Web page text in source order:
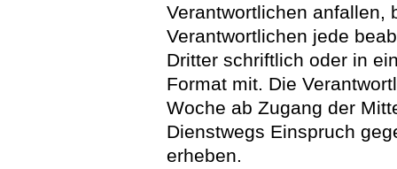
Verantwortlichen anfallen,
Verantwortlichen jede
Dritter schriftlich oder in
Format mit. Die
Woche ab Zugang der
Dienstwegs Einspruch
erheben.